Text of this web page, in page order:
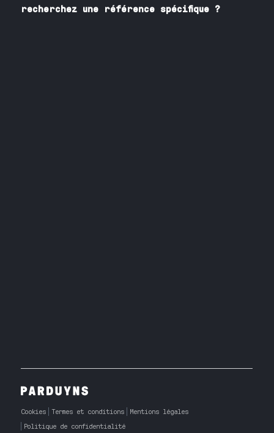
recherchez une référence spécifique ?
Cookies Termes et conditions
Mentions légales
Politique de confidentialité